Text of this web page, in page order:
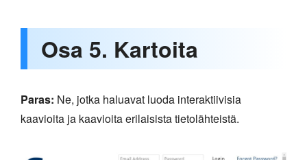
Osa 5. Kartoita
Paras: Ne, jotka haluavat luoda interaktiivisia
kaavioita ja kaavioita erilaisista tietolähteistä.